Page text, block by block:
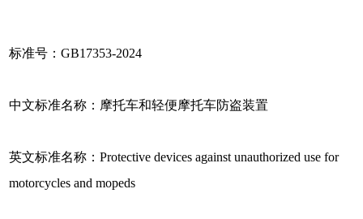
标准号：GB17353-2024
中文标准名称：摩托车和轻便摩托车防盗装置
英文标准名称：Protective devices against unauthorized use for
motorcycles and mopeds